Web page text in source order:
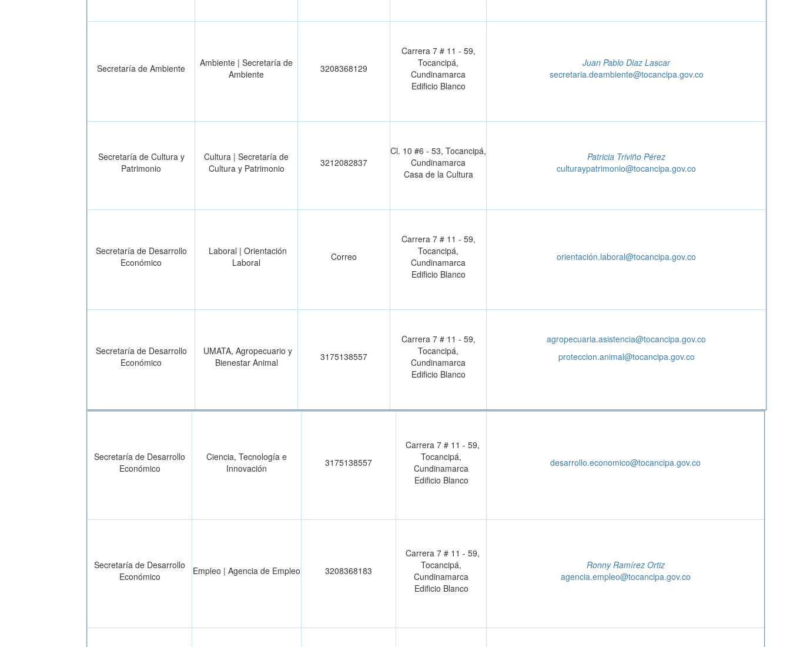
Secretaría de Ambiente
Ambiente | Secretaría de
Ambiente
3208368129
Carrera 7 # 11 - 59,
Tocancipá,
Cundinamarca
Edificio Blanco
Juan Pablo Diaz Lascar
secretaria.deambiente@tocancipa.gov.co
Secretaría de Cultura y
Patrimonio
Cultura | Secretaría de
Cultura y Patrimonio
3212082837
Cl. 10 #6 - 53, Tocancipá,
Cundinamarca
Casa de la Cultura
Patricia Triviño Pérez
culturaypatrimonio@tocancipa.gov.co
Secretaría de Desarrollo
Económico
Laboral | Orientación
Laboral
Correo
Carrera 7 # 11 - 59,
Tocancipá,
Cundinamarca
Edificio Blanco
orientación.laboral@tocancipa.gov.co
Secretaría de Desarrollo
Económico
UMATA, Agropecuario y
Bienestar Animal
3175138557
Carrera 7 # 11 - 59,
Tocancipá,
Cundinamarca
Edificio Blanco
agropecuaria.asistencia@tocancipa.gov.co
proteccion.animal@tocancipa.gov.co
Secretaría de Desarrollo
Económico
Ciencia, Tecnología e
Innovación
3175138557
Carrera 7 # 11 - 59,
Tocancipá,
Cundinamarca
Edificio Blanco
desarrollo.economico@tocancipa.gov.co
Secretaría de Desarrollo
Económico
Empleo | Agencia de Empleo 3208368183
Carrera 7 # 11 - 59,
Tocancipá,
Cundinamarca
Edificio Blanco
Ronny Ramírez Ortiz
agencia.empleo@tocancipa.gov.co